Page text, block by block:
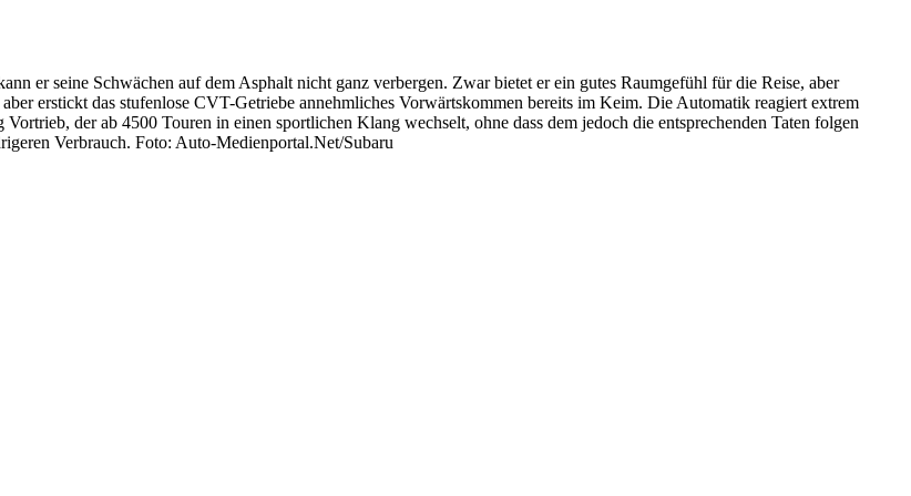
er seine Schwächen auf dem Asphalt nicht ganz verbergen. Zwar bietet er ein gutes Raumgefühl für die Reise, aber
erstickt das stufenlose CVT-Getriebe annehmliches Vorwärtskommen bereits im Keim. Die Automatik reagiert extrem
der ab 4500 Touren in einen sportlichen Klang wechselt, ohne dass dem jedoch die entsprechenden Taten folgen
Verbrauch. Foto: Auto-Medienportal.Net/Subaru